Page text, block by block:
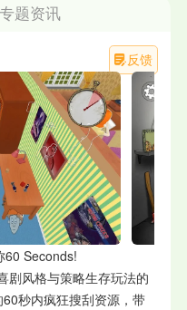
专题资讯
反馈
60 Seconds!
剧风格与策略生存玩法的
秒内疯狂搜刮资源，带